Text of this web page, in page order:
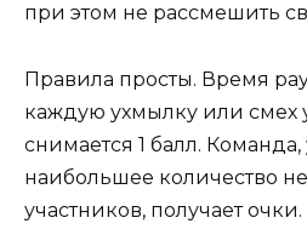
при этом не рассмешить
Правила просты. Время
каждую ухмылку или смех
снимается 1 балл. Команда,
наибольшее количество
участников, получает